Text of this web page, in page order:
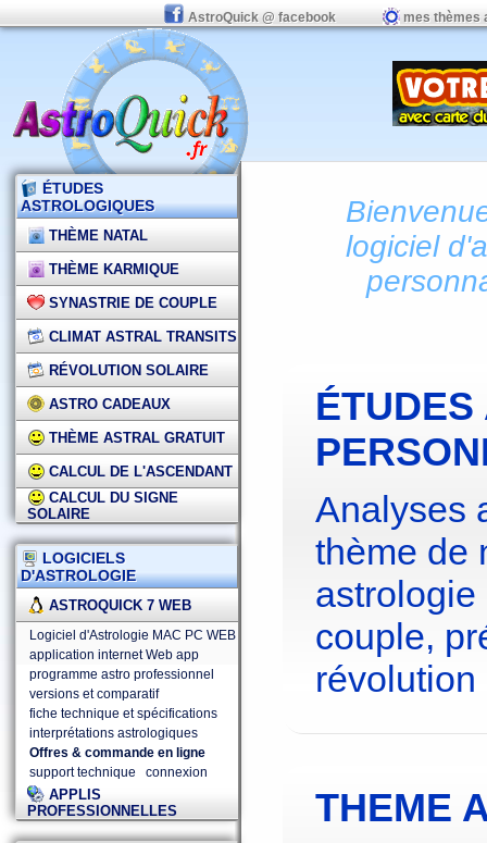
AstroQuick @ facebook mes thèmes
ÉTUDES
ASTROLOGIQUES
THÈME NATAL
THÈME KARMIQUE
SYNASTRIE DE COUPLE
CLIMAT ASTRAL TRANSITS
RÉVOLUTION SOLAIRE
ASTRO CADEAUX
THÈME ASTRAL GRATUIT
CALCUL DE L'ASCENDANT
CALCUL DU SIGNE
SOLAIRE
LOGICIELS
D'ASTROLOGIE
ASTROQUICK 7 WEB
Logiciel d'Astrologie MAC PC WEB
application internet Web app
programme astro professionnel
versions et comparatif
fiche technique et spécifications
interprétations astrologiques
Offres & commande en ligne
support technique
connexion
APPLIS
PROFESSIONNELLES
logiciel
Analyses
thème de
couple,
THEME